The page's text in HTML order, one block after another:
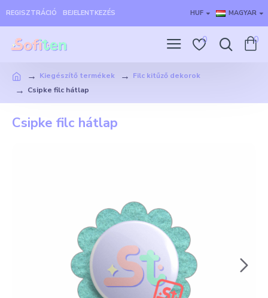
REGISZTRÁCIÓ BEJELENTKEZÉS HUF MAGYAR
0 0
Kiegészítő termékek
Filc kitűző dekorok
Csipke filc hátlap
Csipke filc hátlap